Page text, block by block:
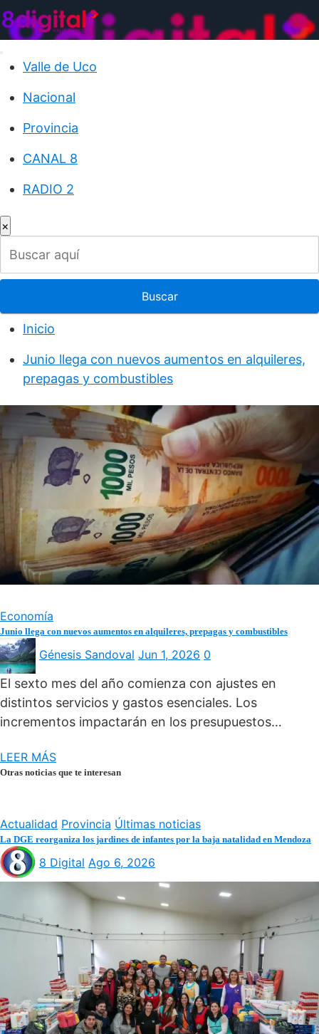
Saltar
al
contenido
Valle de Uco
Nacional
Provincia
CANAL 8
RADIO 2
×
Buscar
Inicio
Junio llega con nuevos aumentos en alquileres,
prepagas y combustibles
Economía
Junio llega con nuevos aumentos en alquileres, prepagas y combustibles
Génesis Sandoval Jun 1, 2026 0
El sexto mes del año comienza con ajustes en
distintos servicios y gastos esenciales. Los
incrementos impactarán en los presupuestos…
LEER MÁS
Otras noticias que te interesan
Actualidad Provincia Últimas noticias
La DGE reorganiza los jardines de infantes por la baja natalidad en Mendoza
8 Digital Ago 6, 2026